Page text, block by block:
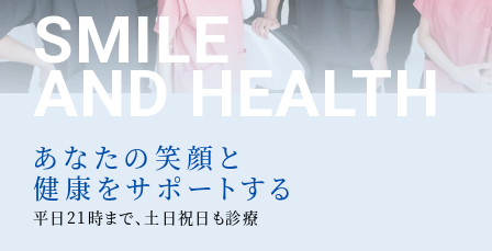
SMILE
AND HEALTH
あなたの笑顔と
健康をサポートする
平日21時まで、土日祝日も診療